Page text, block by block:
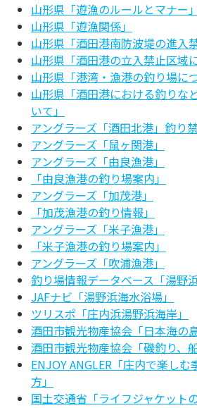
山形県「遊漁のルールとマナー」
山形県「遊漁関係」
山形県「酒田港南防波堤の進入
山形県「酒田港の立入禁止区域
山形県「港湾・漁港の釣り場に
山形県「酒田港における釣りな
いて」
アングラーズ「酒田北港」釣り
アングラーズ「鼠ヶ関港」
アングラーズ「由良漁港」
「由良漁港の釣り場案内」
アングラーズ「加茂港」
「加茂漁港の釣り情報」
アングラーズ「米子漁港」
「米子漁港の釣り場案内」
アングラーズ「吹浦漁港」
釣り場情報データベース「湯野浜
JAFナビ「湯野浜海水浴場」
ツリスポ「庄内浜湯野浜海岸」
酒田市観光物産協会「日本海の
酒田市観光物産協会「磯釣り、船
ENJOY ANGLER「庄内で楽し
方」
国土交通省「ライフジャケット